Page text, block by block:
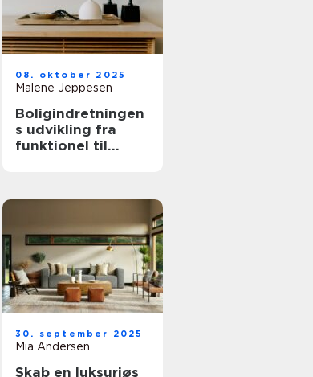
08. oktober 2025
Malene Jeppesen
Boligindretningen
s udvikling fra
funktionel til
30. september 2025
Mia Andersen
Skab en luksuriøs